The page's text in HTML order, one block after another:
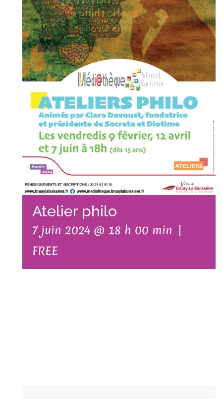
Atelier philo
7 juin 2024 @ 18 h 00 min |
FREE